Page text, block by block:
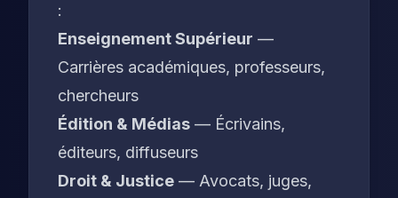
:
Enseignement Supérieur —
Carrières académiques, professeurs,
chercheurs
Édition & Médias — Écrivains,
éditeurs, diffuseurs
Droit & Justice — Avocats, juges,